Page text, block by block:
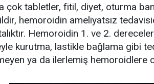
çok tabletler, fitil, diyet, oturma
hemoroidin ameliyatsız
Hemoroidin 1. ve 2.
kurutma, lastikle bağlama gibi
ya da ilerlemiş hemoroidlere